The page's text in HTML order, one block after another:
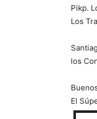
Pikp.
Los
los
El